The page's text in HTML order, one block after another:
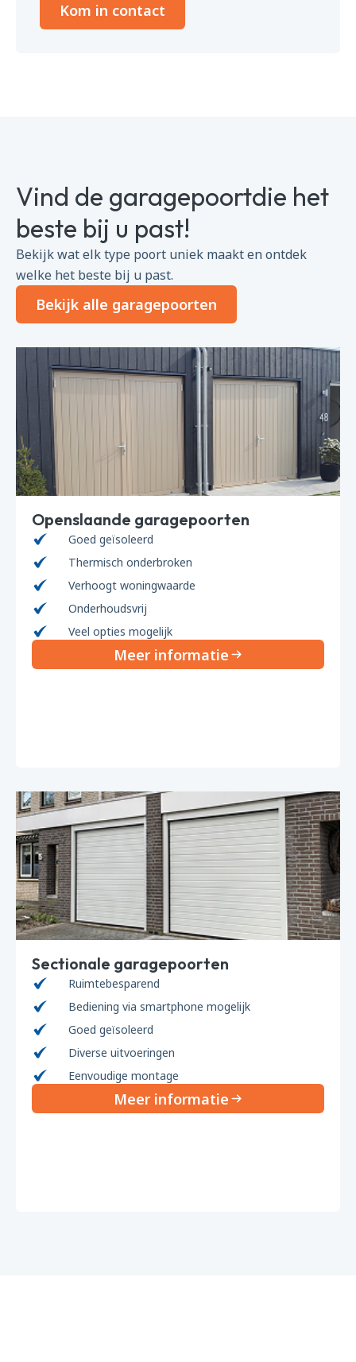
Kom in contact
Vind de garagepoortdie het
beste bij u past!
Bekijk wat elk type poort uniek maakt en ontdek
welke het beste bij u past.
Bekijk alle garagepoorten
Openslaande garagepoorten
Goed geïsoleerd
Thermisch onderbroken
Verhoogt woningwaarde
Onderhoudsvrij
Veel opties mogelijk
Meer informatie
Sectionale garagepoorten
Ruimtebesparend
Bediening via smartphone mogelijk
Goed geïsoleerd
Diverse uitvoeringen
Eenvoudige montage
Meer informatie